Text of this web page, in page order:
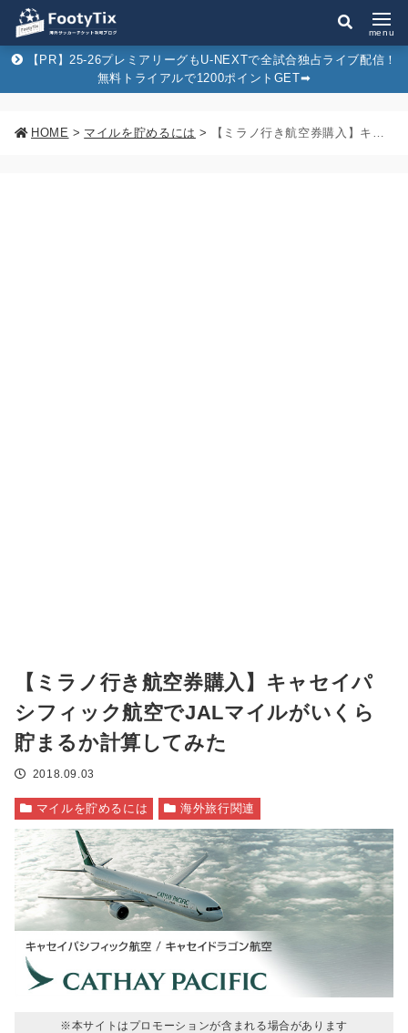
menu
【PR】25-26プレミアリーグもU-NEXTで全試合独占ライブ配信！
無料トライアルで1200ポイントGET➡︎
HOME > マイルを貯めるには > 【ミラノ行き航空券購入】キャセイパシフィック航空でJALマイルがいくら貯まるか計算してみた
【ミラノ行き航空券購入】キャセイパ
シフィック航空でJALマイルがいくら
貯まるか計算してみた
2018.09.03
マイルを貯めるには 海外旅行関連
※本サイトはプロモーションが含まれる場合があります